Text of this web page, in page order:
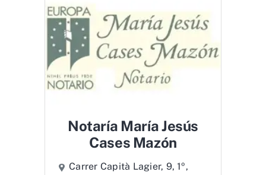
Notaría María Jesús
Cases Mazón
Carrer Capità Lagier, 9, 1º,